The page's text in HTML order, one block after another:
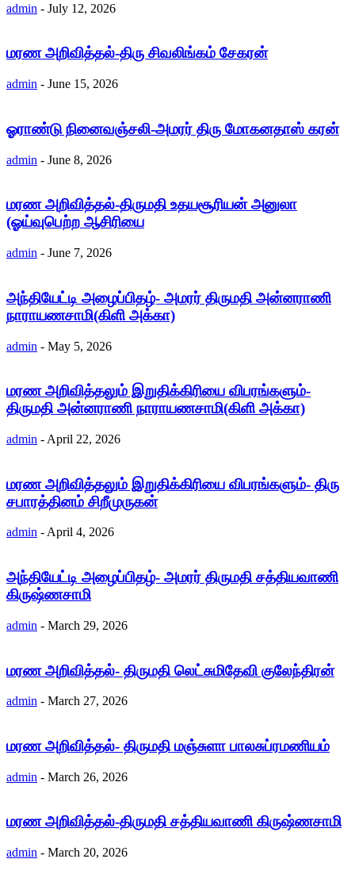
admin - July 12, 2026
மரண அறிவித்தல்-திரு சிவலிங்கம் சேகரன்
admin - June 15, 2026
ஓராண்டு நினைவஞ்சலி-அமரர் திரு மோகனதாஸ் கரன்
admin - June 8, 2026
மரண அறிவித்தல்-திருமதி உதயசூரியன் அனுலா
(ஓய்வுபெற்ற ஆசிரியை
admin - June 7, 2026
அந்தியேட்டி அழைப்பிதழ்- அமரர் திருமதி அன்னராணி
நாராயணசாமி(கிளி அக்கா)
admin - May 5, 2026
மரண அறிவித்தலும் இறுதிக்கிரியை விபரங்களும்-
திருமதி அன்னராணி நாராயணசாமி(கிளி அக்கா)
admin - April 22, 2026
மரண அறிவித்தலும் இறுதிக்கிரியை விபரங்களும்- திரு
சபாரத்தினம் சிறீமுருகன்
admin - April 4, 2026
அந்தியேட்டி அழைப்பிதழ்- அமரர் திருமதி சத்தியவாணி
கிருஷ்ணசாமி
admin - March 29, 2026
மரண அறிவித்தல்- திருமதி லெட்சுமிதேவி குலேந்திரன்
admin - March 27, 2026
மரண அறிவித்தல்- திருமதி மஞ்சுளா பாலசுப்ரமணியம்
admin - March 26, 2026
மரண அறிவித்தல்-திருமதி சத்தியவாணி கிருஷ்ணசாமி
admin - March 20, 2026